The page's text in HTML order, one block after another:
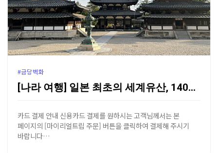
#금당벽화
[나라 여행] 일본 최초의 세계유산, 1400년의 숨결…
카드 결제 안내 신용카드 결제를 원하시는 고객님께서는 본
페이지의 [마이리얼트립 주문] 버튼을 클릭하여 결제해 주시기
바랍니다…